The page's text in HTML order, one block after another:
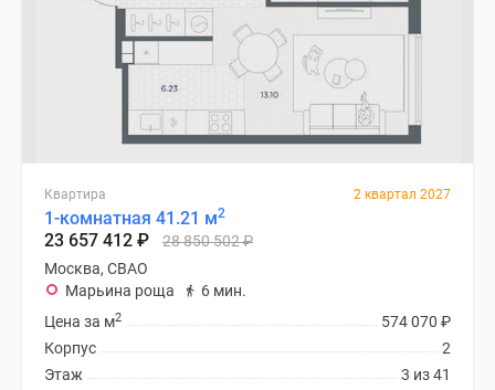
Квартира 2 квартал 2027
1-комнатная 41.21 м2
23 657 412 ₽ 28 850 502₽
Москва, СВАО
Марьина роща
6 мин.
574 070 ₽
Цена за м2
2
Корпус
3 из 41
Этаж